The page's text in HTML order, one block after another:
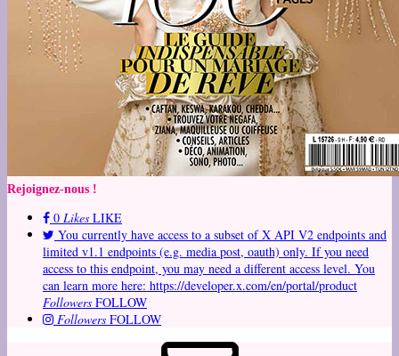
Rejoignez-nous !
0 Likes LIKE
You currently have access to a subset of X API V2 endpoints and
limited v1.1 endpoints (e.g. media post, oauth) only. If you need
access to this endpoint, you may need a different access level. You
can learn more here: https://developer.x.com/en/portal/product
Followers FOLLOW
Followers FOLLOW